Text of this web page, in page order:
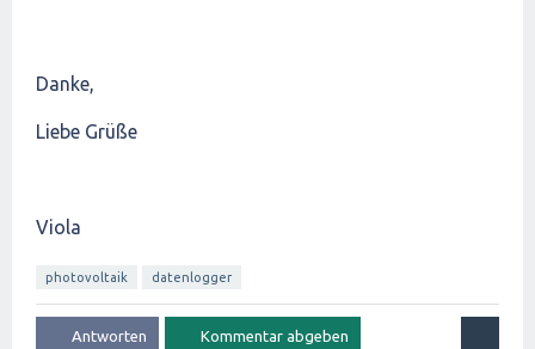
Danke,
Liebe Grüße
Viola
photovoltaik datenlogger